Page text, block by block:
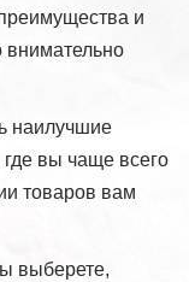
и
внимательно
наилучшие
вы чаще всего
товаров вам
выберете,